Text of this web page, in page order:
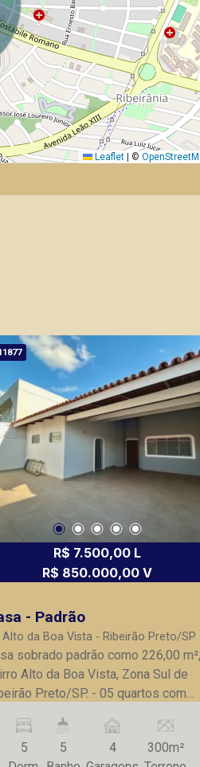
Leaflet ©
R$ 7.500,00 L
R$ 850.000,00 V
- Padrão
Alto da Boa Vista - Ribeirão Preto/SP
sobrado padrão como 226,00 m²,
Alto da Boa Vista, Zona Sul de
Preto/SP. - 05 quartos com
embutidos, sendo 1 suíte; - 02
sociais; - Lavabo; - Sala para
ambientes; - Cozinha com armários;
5
5
4
300m²